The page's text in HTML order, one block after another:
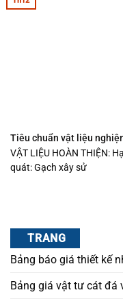
Tiêu chuẩn vật liệu
VẬT LIỆU HOÀN THIỆN:
quát: Gạch xây sử
TRANG
Bảng báo giá thiết kế
Bảng giá vật tư cát đá